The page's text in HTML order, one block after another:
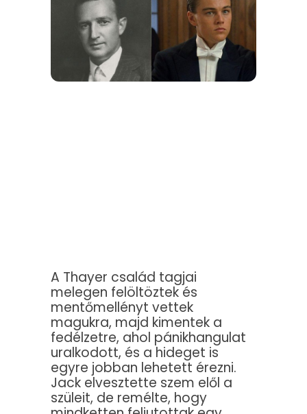
A Thayer család tagjai
melegen felöltöztek és
mentőmellényt vettek
magukra, majd kimentek a
fedélzetre, ahol pánikhangulat
uralkodott, és a hideget is
egyre jobban lehetett érezni.
Jack elvesztette szem elől a
szüleit, de remélte, hogy